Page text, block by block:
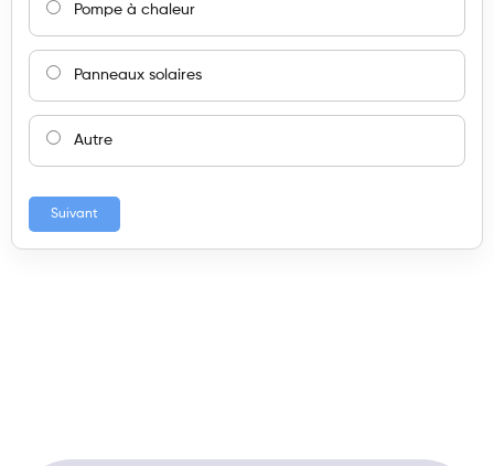
Pompe à chaleur
Panneaux solaires
Autre
Suivant